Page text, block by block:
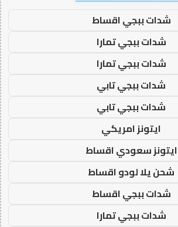
شدات ببجي اقساط
شدات ببجي تمارا
شدات ببجي تمارا
شدات ببجي تابي
شدات ببجي تابي
ايتونز امريكي
ايتونز سعودي اقساط
شحن يلا لودو اقساط
شدات ببجي اقساط
شدات ببجي تمارا